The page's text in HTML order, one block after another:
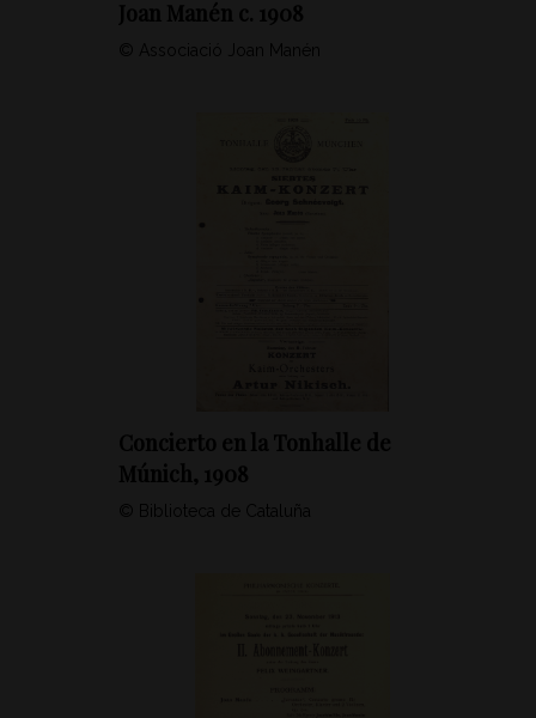
Joan Manén c. 1908
© Associació Joan Manén
Concierto en la Tonhalle de
Múnich, 1908
© Biblioteca de Cataluña